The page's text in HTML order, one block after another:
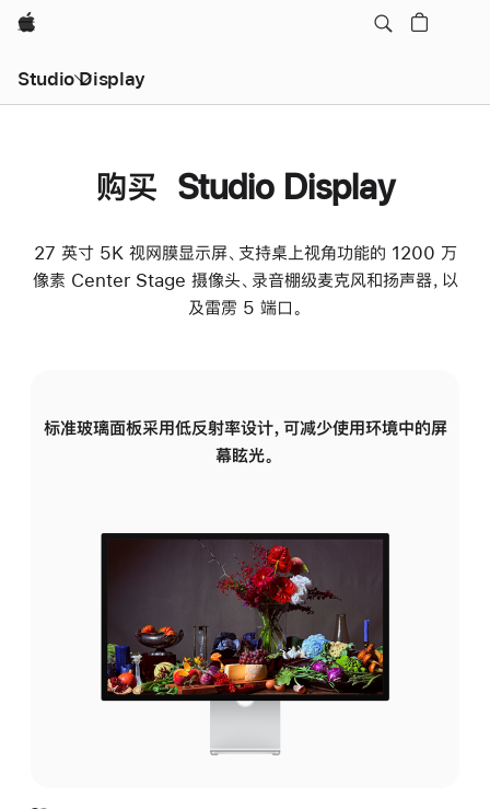
Apple
Studio Display
购买 Studio Display
27 英寸 5K 视网膜显示屏、支持桌上视角功能的 1200 万
像素 Center Stage 摄像头、录音棚级麦克风和扬声器，以
及雷雳 5 端口。
标准玻璃面板采用低反射率设计，可减少使用环境中的屏
幕眩光。